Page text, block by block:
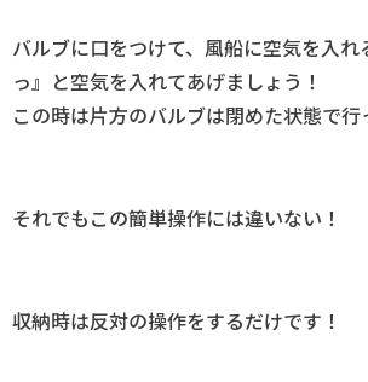
バルブに口をつけて、風船に空気を入れ
っ』と空気を入れてあげましょう！
この時は片方のバルブは閉めた状態で行
それでもこの簡単操作には違いない！
収納時は反対の操作をするだけです！